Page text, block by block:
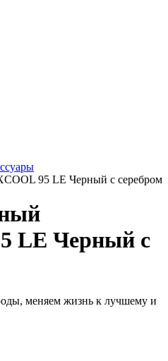
95 LE Черный с серебром
LE Черный с
меняем жизнь к лучшему и